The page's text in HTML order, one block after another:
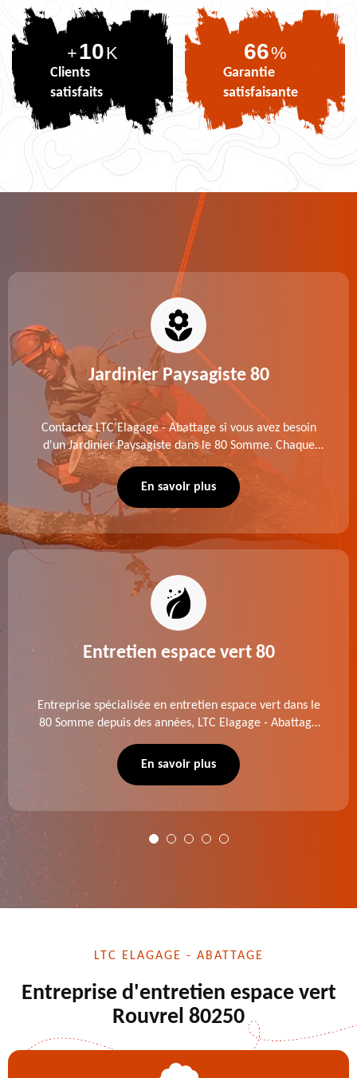
+10K
Clients
satisfaits
82%
Garantie
satisfaisante
Jardinier Paysagiste 80
Contactez LTC Elagage - Abattage si vous avez besoin
d'un Jardinier Paysagiste dans le 80 Somme. Chaque
intervention est exécutée selon les normes en vigueur.
Découvrez un extérieur exceptionnel grâce à notre
En savoir plus
Entretien espace vert 80
Entreprise spécialisée en entretien espace vert dans le
80 Somme depuis des années, LTC Elagage - Abattage
de dessouchage et autre. Devis offert.
En savoir plus
LTC ELAGAGE - ABATTAGE
Entreprise d'entretien espace vert
Rouvrel 80250